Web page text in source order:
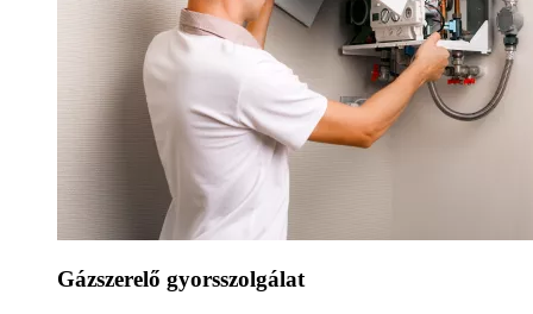
Gázszerelő gyorsszolgálat